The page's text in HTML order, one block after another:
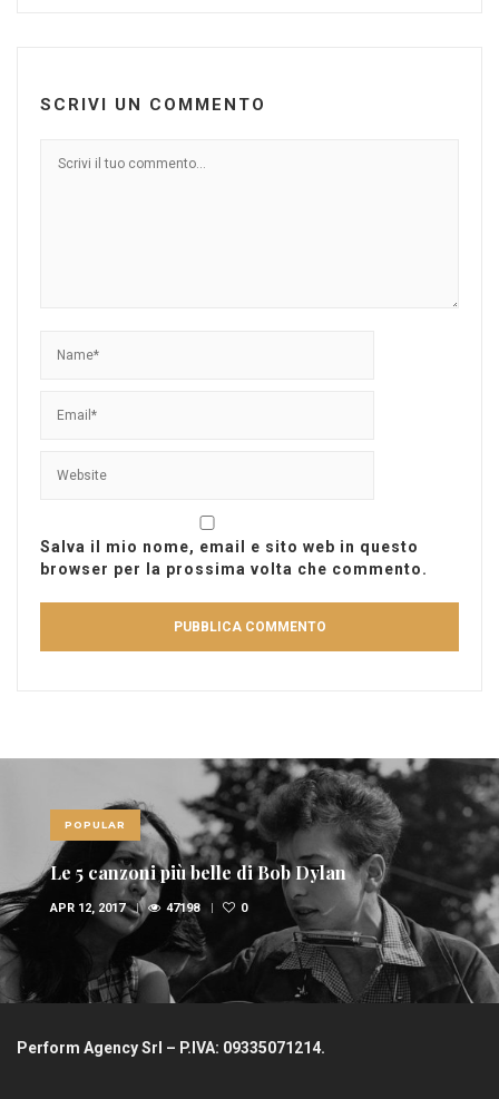
SCRIVI UN COMMENTO
Salva il mio nome, email e sito web in questo
browser per la prossima volta che commento.
POPULAR
Le 10 canzoni più sexy di sempre
FEB 6, 2017 36944 1
Perform Agency Srl – P.IVA: 09335071214.